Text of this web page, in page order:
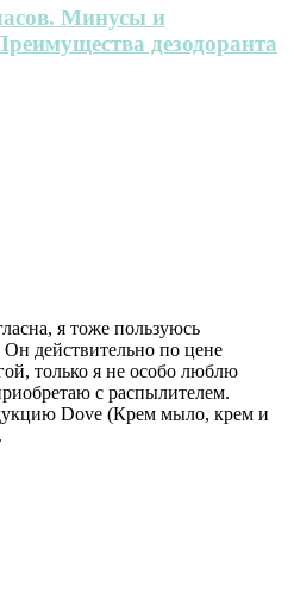
Минусы и
дезодоранта
я тоже пользуюсь
действительно по цене
только я не особо люблю
с распылителем.
Dove (Крем мыло, крем и